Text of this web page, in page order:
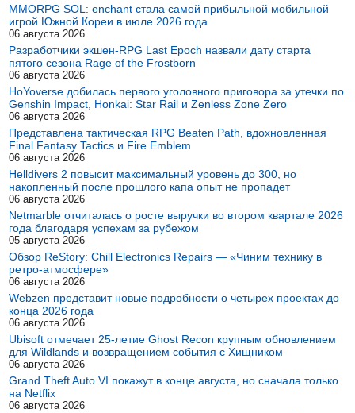
MMORPG SOL: enchant стала самой прибыльной мобильной
игрой Южной Кореи в июле 2026 года
06 августа 2026
Разработчики экшен-RPG Last Epoch назвали дату старта
пятого сезона Rage of the Frostborn
06 августа 2026
HoYoverse добилась первого уголовного приговора за утечки по
Genshin Impact, Honkai: Star Rail и Zenless Zone Zero
06 августа 2026
Представлена тактическая RPG Beaten Path, вдохновленная
Final Fantasy Tactics и Fire Emblem
06 августа 2026
Helldivers 2 повысит максимальный уровень до 300, но
накопленный после прошлого капа опыт не пропадет
06 августа 2026
Netmarble отчиталась о росте выручки во втором квартале 2026
года благодаря успехам за рубежом
05 августа 2026
Обзор ReStory: Chill Electronics Repairs — «Чиним технику в
ретро-атмосфере»
06 августа 2026
Webzen представит новые подробности о четырех проектах до
конца 2026 года
06 августа 2026
Ubisoft отмечает 25-летие Ghost Recon крупным обновлением
для Wildlands и возвращением события с Хищником
06 августа 2026
Grand Theft Auto VI покажут в конце августа, но сначала только
на Netflix
06 августа 2026